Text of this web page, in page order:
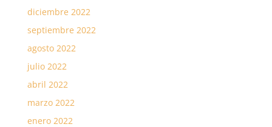
diciembre 2022
septiembre 2022
agosto 2022
julio 2022
abril 2022
marzo 2022
enero 2022